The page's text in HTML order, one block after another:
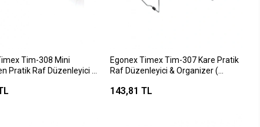
Tim-308 Mini
Pratik Raf Düzenleyici &
Egonex Timex Tim-307 Kare Pratik
Raf Düzenleyici & Organizer (
143,81 TL